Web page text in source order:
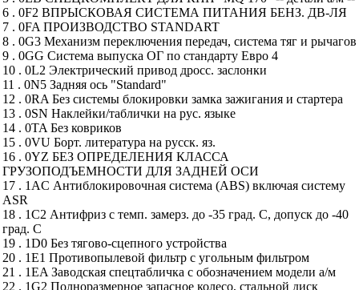
6 . 0F2 ВПРЫСКОВАЯ СИСТЕМА ПИТАНИЯ БЕНЗ. ДВ-ЛЯ
7 . 0FA ПРОИЗВОДСТВО STANDART
8 . 0G3 Механизм переключения передач, система тяг и рычагов
9 . 0GG Система выпуска ОГ по стандарту Евро 4
10 . 0L2 Электрический привод дросс. заслонки
11 . 0N5 Задняя ось "Standard"
12 . 0RA Без системы блокировки замка зажигания и стартера
13 . 0SN Наклейки/таблички на рус. языке
14 . 0TA Без ковриков
15 . 0VU Борт. литература на русск. яз.
16 . 0YZ БЕЗ ОПРЕДЕЛЕНИЯ КЛАССА
ГРУЗОПОДЪЕМНОСТИ ДЛЯ ЗАДНЕЙ ОСИ
17 . 1AC Антиблокировочная система (ABS) включая систему
ASR
18 . 1C2 Антифриз с темп. замерз. до -35 град. С, допуск до -40
град. С
19 . 1D0 Без тягово-сцепного устройства
20 . 1E1 Противопылевой фильтр с угольным фильтром
21 . 1EA Заводская спецтабличка с обозначением модели а/м
22 . 1G2 Полноразмерное запасное колесо, стальной диск